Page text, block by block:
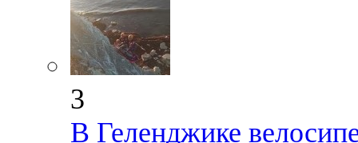
3
В Геленджике